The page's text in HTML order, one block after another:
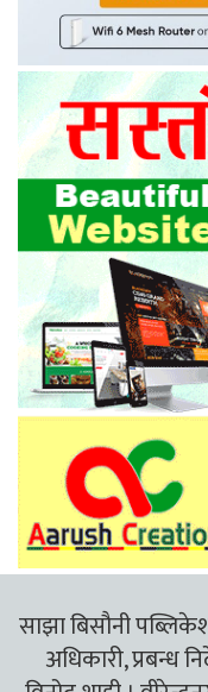
साझा बिसौनी
अधिकारी, प्रबन्ध